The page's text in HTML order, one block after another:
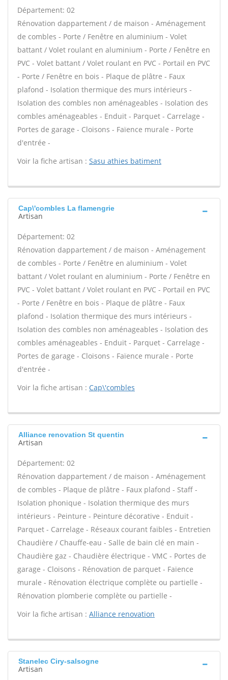
Département: 02
Rénovation dappartement / de maison - Aménagement
de combles - Porte / Fenêtre en aluminium - Volet
battant / Volet roulant en aluminium - Porte / Fenêtre en
PVC - Volet battant / Volet roulant en PVC - Portail en PVC
- Porte / Fenêtre en bois - Plaque de plâtre - Faux
plafond - Isolation thermique des murs intérieurs -
Isolation des combles non aménageables - Isolation des
combles aménageables - Enduit - Parquet - Carrelage -
Portes de garage - Cloisons - Faïence murale - Porte
d'entrée -
Voir la fiche artisan : Sasu athies batiment
Cap\'combles La flamengrie
Artisan
Département: 02
Rénovation dappartement / de maison - Aménagement
de combles - Porte / Fenêtre en aluminium - Volet
battant / Volet roulant en aluminium - Porte / Fenêtre en
PVC - Volet battant / Volet roulant en PVC - Portail en PVC
- Porte / Fenêtre en bois - Plaque de plâtre - Faux
plafond - Isolation thermique des murs intérieurs -
Isolation des combles non aménageables - Isolation des
combles aménageables - Enduit - Parquet - Carrelage -
Portes de garage - Cloisons - Faïence murale - Porte
d'entrée -
Voir la fiche artisan : Cap\'combles
Alliance renovation St quentin
Artisan
Département: 02
Rénovation dappartement / de maison - Aménagement
de combles - Plaque de plâtre - Faux plafond - Staff -
Isolation phonique - Isolation thermique des murs
intérieurs - Peinture - Peinture décorative - Enduit -
Parquet - Carrelage - Réseaux courant faibles - Entretien
Chaudière / Chauffe-eau - Salle de bain clé en main -
Chaudière gaz - Chaudière électrique - VMC - Portes de
garage - Cloisons - Rénovation de parquet - Faïence
murale - Rénovation électrique complète ou partielle -
Rénovation plomberie complète ou partielle -
Voir la fiche artisan : Alliance renovation
Stanelec Ciry-salsogne
Artisan